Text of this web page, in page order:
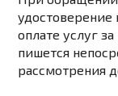
удостоверение
оплате услуг
пишется
рассмотрения